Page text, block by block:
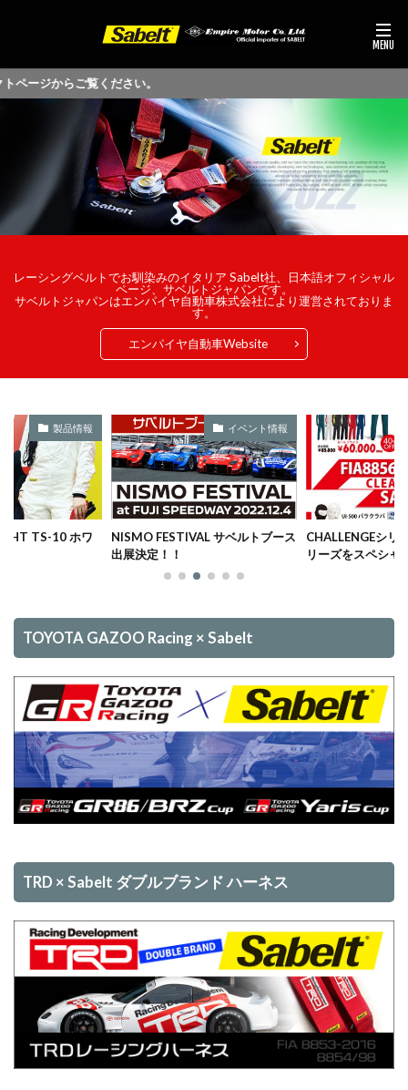
ご覧ください。
レーシングベルトでお馴染みのイタリア Sabelt社、日本語オフィシャル
ページ、サベルトジャパンです。
サベルトジャパンはエンパイヤ自動車株式会社により運営されておりま
す。
エンパイヤ自動車Website
製品情報
TS-10 ホワ
イベント情報
NISMO FESTIVAL サベルトブース
出展決定！！
CHALLENGEシリ
リーズをスペシャ
TOYOTA GAZOO Racing × Sabelt
TRD × Sabelt ダブルブランド ハーネス